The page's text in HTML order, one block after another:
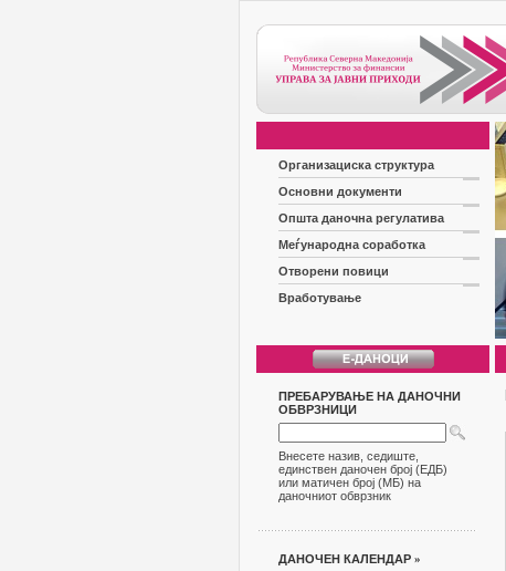
Организациска структура
Основни документи
Општа даночна регулатива
Меѓународна соработка
Отворени повици
Вработување
ПРЕБАРУВАЊЕ НА ДАНОЧНИ
ОБВРЗНИЦИ
Внесете назив, седиште,
единствен даночен број (ЕДБ)
или матичен број (МБ) на
даночниот обврзник
ДАНОЧЕН КАЛЕНДАР »